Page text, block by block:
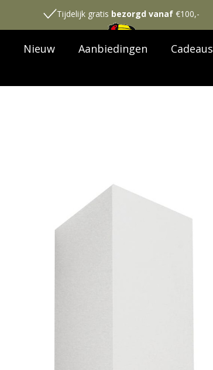
Tijdelijk gratis bezorgd vanaf €100,-
Nieuw Aanbiedingen Cadeaus